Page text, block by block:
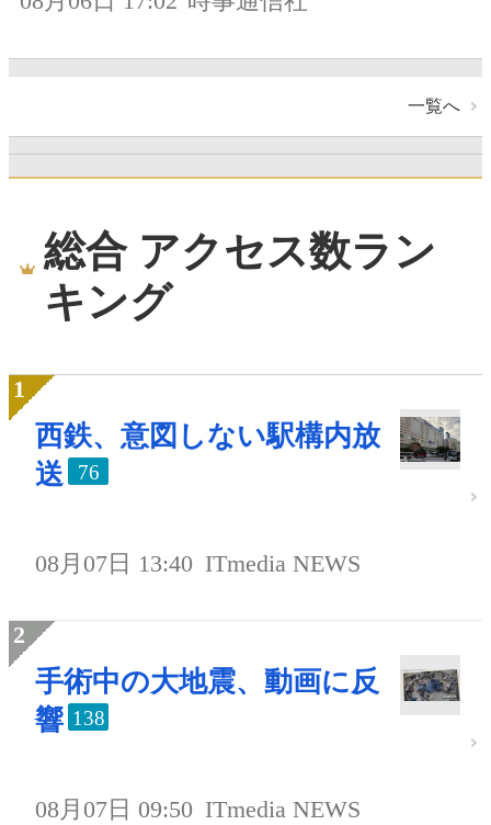
一覧へ
総合 アクセス数ラン
キング
西鉄、意図しない駅構内放
送
76
08月07日 13:40 ITmedia NEWS
手術中の大地震、動画に反
響 138
08月07日 09:50 ITmedia NEWS